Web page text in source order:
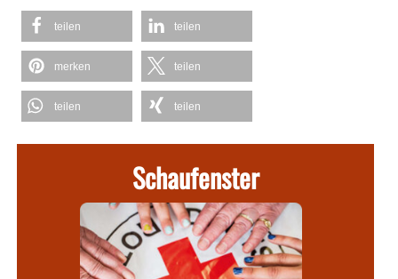
teilen teilen
merken teilen
teilen teilen
Schaufenster